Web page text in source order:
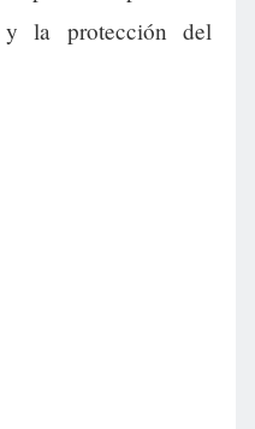
y la protección del